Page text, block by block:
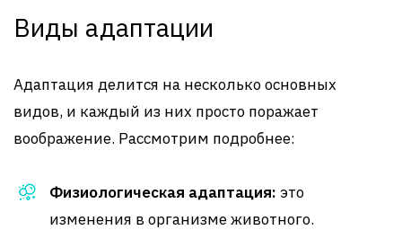
Виды адаптации
Адаптация делится на несколько основных
видов, и каждый из них просто поражает
воображение. Рассмотрим подробнее:
Физиологическая адаптация: это
изменения в организме животного.